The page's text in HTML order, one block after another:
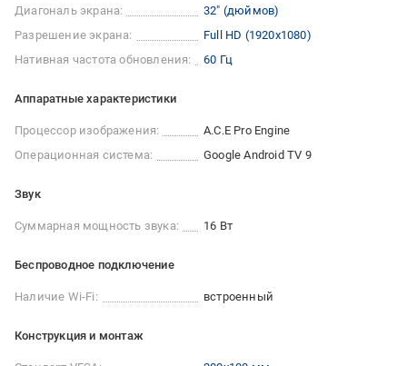
Диагональ экрана:
32″ (дюймов)
Разрешение экрана:
Full HD (1920х1080)
Нативная частота обновления:
60 Гц
Аппаратные характеристики
Процессор изображения:
A.C.E Pro Engine
Операционная система:
Google Android TV 9
Звук
Суммарная мощность звука: 16 Вт
Беспроводное подключение
Наличие Wi-Fi: встроенный
Конструкция и монтаж